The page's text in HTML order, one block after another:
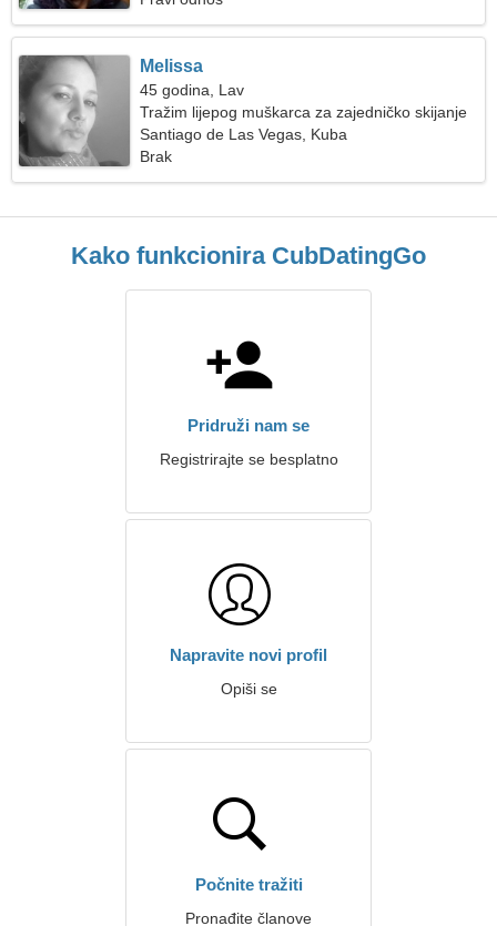
Melissa
45 godina, Lav
Tražim lijepog muškarca za zajedničko skijanje
Santiago de Las Vegas, Kuba
Brak
Kako funkcionira CubDatingGo
Pridruži nam se
Registrirajte se besplatno
Napravite novi profil
Opiši se
Počnite tražiti
Pronađite članove